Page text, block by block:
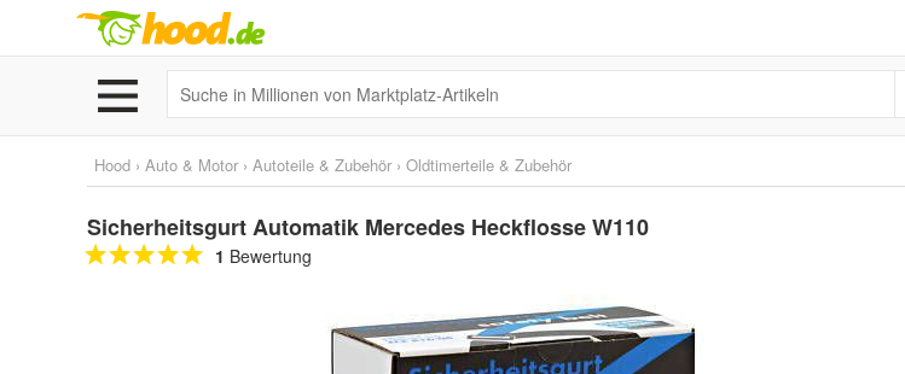
Hood › Auto & Motor › Autoteile & Zubehör › Oldtimerteile & Zubehör
Sicherheitsgurt Automatik Mercedes Heckflosse W110
1 Bewertung